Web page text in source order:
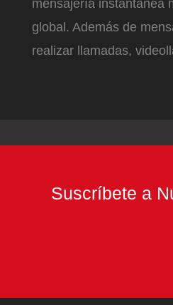
mensajería instantánea
global. Además de
realizar llamadas,
Suscríbete a